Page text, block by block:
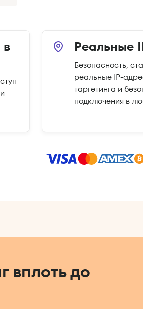
Реальные
Безопасность,
реальные IP-
таргетинга и
подключения в
вплоть до